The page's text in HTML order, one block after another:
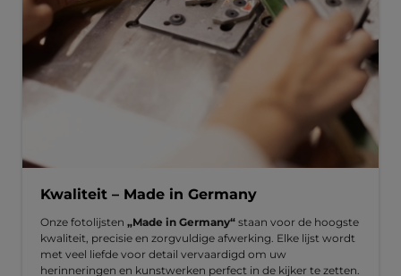
Kwaliteit – Made in Germany
Onze fotolijsten „Made in Germany“ staan voor de hoogste
kwaliteit, precisie en zorgvuldige afwerking. Elke lijst wordt
met veel liefde voor detail vervaardigd om uw
herinneringen en kunstwerken perfect in de kijker te zetten.